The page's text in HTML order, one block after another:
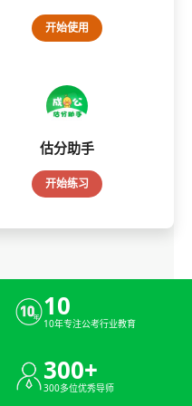
开始使用
估分助手
开始练习
10
10年专注公考行业教育
300+
300多位优秀导师